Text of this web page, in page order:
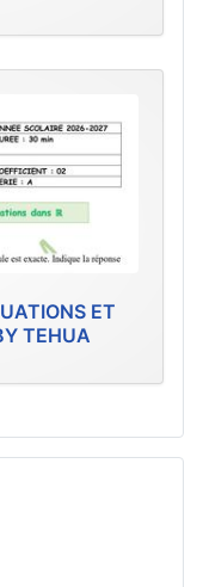
ET
TEHUA